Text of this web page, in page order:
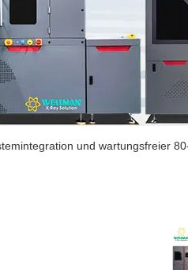
und wartungsfreier